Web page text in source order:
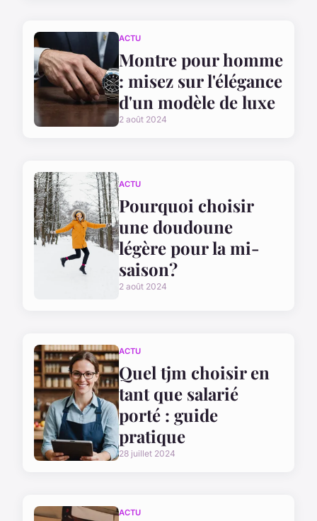
ACTU
Montre pour homme
: misez sur l'élégance
d'un modèle de luxe
2 août 2024
ACTU
Pourquoi choisir
une doudoune
légère pour la mi-
saison?
2 août 2024
ACTU
Quel tjm choisir en
tant que salarié
porté : guide
pratique
28 juillet 2024
ACTU